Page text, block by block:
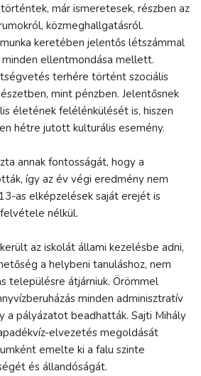
már ismeretesek, részben az
közmeghallgatásról.
keretében jelentős létszámmal
ellentmondása mellett.
terhére történt szociális
mint pénzben. Jelentősnek
életének felélénkülését is, hiszen
hétre jutott kulturális esemény.
annak fontosságát, hogy a
így az év végi eredmény nem
as elképzelések saját erejét is
nélkül.
az iskolát állami kezelésbe adni,
a helybeni tanuláshoz, nem
településre átjárniuk. Örömmel
minden adminisztratív
a pályázatot beadhatták. Sajti Mihály
elvezetés megoldását
emelte ki a falu szinte
és állandóságát.